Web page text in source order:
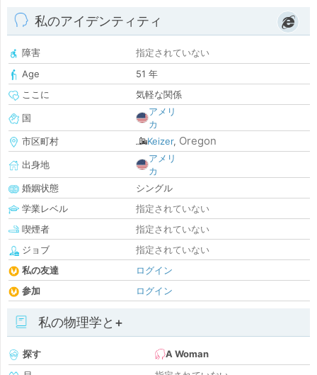
私のアイデンティティ
障害
指定されていない
Age
51 年
ここに
気軽な関係
国
アメリ
カ
市区町村
Keizer, Oregon
出身地
アメリ
カ
婚姻状態
シングル
学業レベル
指定されていない
喫煙者
指定されていない
ジョブ
指定されていない
私の友達
ログイン
参加
ログイン
私の物理学と+
探す
A Woman